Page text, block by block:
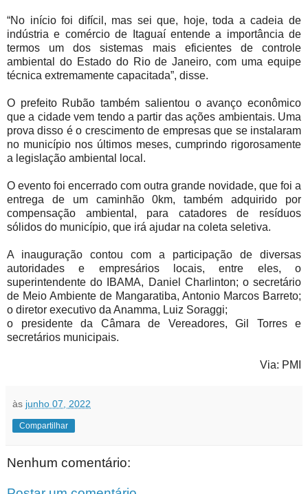
“No início foi difícil, mas sei que, hoje, toda a cadeia de
indústria e comércio de Itaguaí entende a importância de
termos um dos sistemas mais eficientes de controle
ambiental do Estado do Rio de Janeiro, com uma equipe
técnica extremamente capacitada”, disse.
O prefeito Rubão também salientou o avanço econômico
que a cidade vem tendo a partir das ações ambientais. Uma
prova disso é o crescimento de empresas que se instalaram
no município nos últimos meses, cumprindo rigorosamente
a legislação ambiental local.
O evento foi encerrado com outra grande novidade, que foi a
entrega de um caminhão 0km, também adquirido por
compensação ambiental, para catadores de resíduos
sólidos do município, que irá ajudar na coleta seletiva.
A inauguração contou com a participação de diversas
autoridades e empresários locais, entre eles, o
superintendente do IBAMA, Daniel Charlinton; o secretário
de Meio Ambiente de Mangaratiba, Antonio Marcos Barreto;
o diretor executivo da Anamma, Luiz Soraggi;
o presidente da Câmara de Vereadores, Gil Torres e
secretários municipais.
Via: PMI
às junho 07, 2022
Compartilhar
Nenhum comentário: